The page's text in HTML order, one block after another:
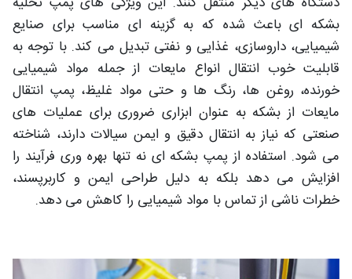
بشکه ای باعث شده که به گزینه ای مناسب برای صنایع
شیمیایی، داروسازی، غذایی و نفتی تبدیل می کند. با توجه به
قابلیت خوب انتقال انواع مایعات از جمله مواد شیمیایی
خورنده، روغن ها، رنگ ها و حتی مواد غلیظ، پمپ انتقال
مایعات از بشکه به عنوان ابزاری ضروری برای عملیات های
صنعتی که نیاز به انتقال دقیق و ایمن سیالات دارند، شناخته
می شود. استفاده از پمپ بشکه ای نه تنها بهره وری فرآیند را
افزایش می دهد بلکه به دلیل طراحی ایمن و کاربرپسند،
خطرات ناشی از تماس با مواد شیمیایی را کاهش می دهد.